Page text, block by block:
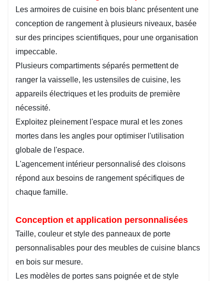
Les armoires de cuisine en bois blanc présentent une
conception de rangement à plusieurs niveaux, basée
sur des principes scientifiques, pour une organisation
impeccable.
Plusieurs compartiments séparés permettent de
ranger la vaisselle, les ustensiles de cuisine, les
appareils électriques et les produits de première
nécessité.
Exploitez pleinement l'espace mural et les zones
mortes dans les angles pour optimiser l'utilisation
globale de l'espace.
L'agencement intérieur personnalisé des cloisons
répond aux besoins de rangement spécifiques de
chaque famille.
Conception et application personnalisées
Taille, couleur et style des panneaux de porte
personnalisables pour des meubles de cuisine blancs
en bois sur mesure.
Les modèles de portes sans poignée et de style